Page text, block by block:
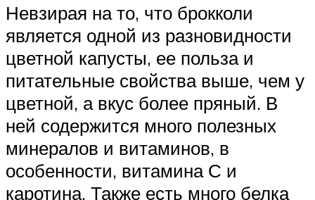
Невзирая на то, что брокколи
является одной из разновидности
цветной капусты, ее польза и
питательные свойства выше, чем у
цветной, а вкус более пряный. В
ней содержится много полезных
минералов и витаминов, в
особенности, витамина С и
каротина. Также есть много белка